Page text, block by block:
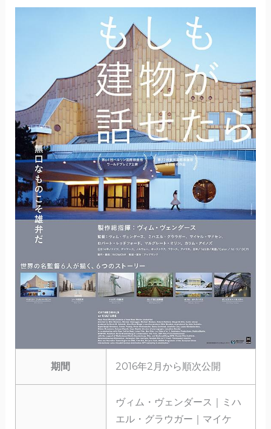
期間 2016年2月から順次公開
ヴィム・ヴェンダース｜ミハ
エル・グラウガー｜マイケ